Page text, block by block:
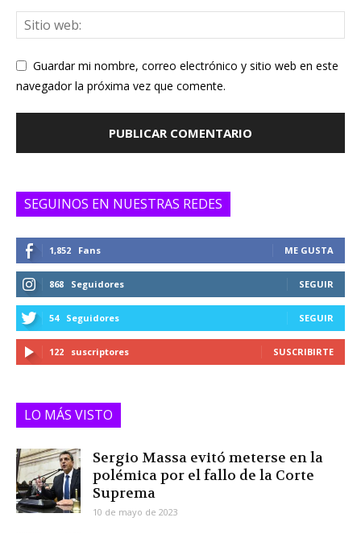
Guardar mi nombre, correo electrónico y sitio web en este
navegador la próxima vez que comente.
SEGUINOS EN NUESTRAS REDES
1,852 Fans ME GUSTA
868 Seguidores SEGUIR
54 Seguidores SEGUIR
122 suscriptores SUSCRIBIRTE
LO MÁS VISTO
Sergio Massa evitó meterse en la
polémica por el fallo de la Corte
Suprema
10 de mayo de 2023